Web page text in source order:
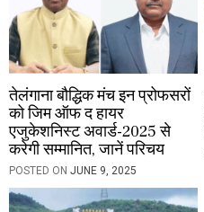
तेलंगाना बौद्धिक मंच इन प्रोफसरों
को जिम ऑफ द हायर
एजुकेशनिस्ट अवार्ड-2025 से
करेगी सम्मानित, जानें परिचय
POSTED ON JUNE 9, 2025